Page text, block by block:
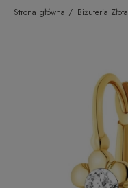
Strona główna Biżuteria Złota